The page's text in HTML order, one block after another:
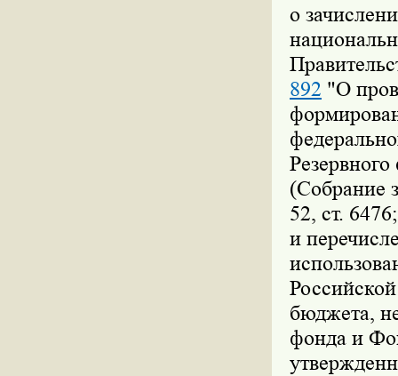
о
892 "О
(Собрание
52, ст.
и
бюджета,
фонда и